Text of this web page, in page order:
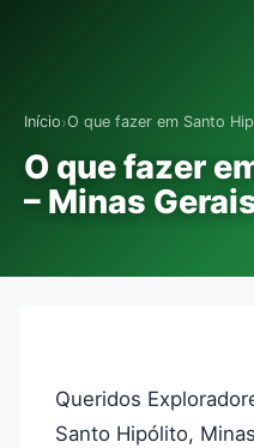
Início›O que fazer em Santo
O que fazer
– Minas
Queridos
Santo Hipólito,